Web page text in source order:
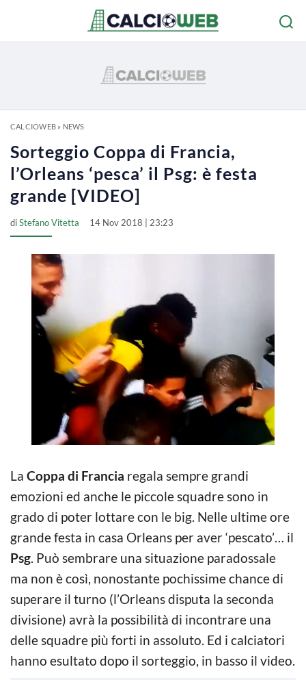
CALCIOWEB» NEWS
Sorteggio Coppa di Francia,
l’Orleans ‘pesca’ il Psg: è festa
grande [VIDEO]
diStefano Vitetta 14 Nov 2018 | 23:23
La Coppa di Francia regala sempre grandi
emozioni ed anche le piccole squadre sono in
grado di poter lottare con le big. Nelle ultime ore
grande festa in casa Orleans per aver ‘pescato’… il
Psg. Può sembrare una situazione paradossale
ma non è così, nonostante pochissime chance di
superare il turno (l’Orleans disputa la seconda
divisione) avrà la possibilità di incontrare una
delle squadre più forti in assoluto. Ed i calciatori
hanno esultato dopo il sorteggio, in basso il video.